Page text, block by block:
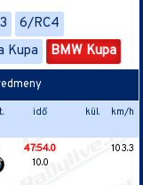
6/RC4
Kupa BMW Kupa
idő kül. km/h
47:54.0
10.0
103.3